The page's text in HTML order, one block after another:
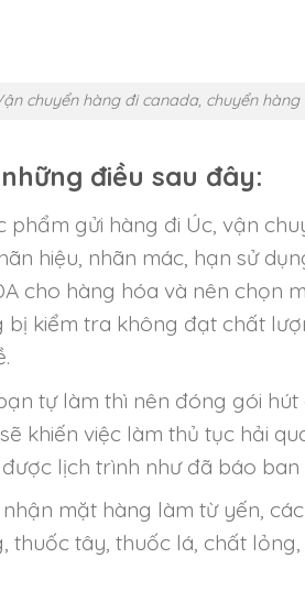
chuyển hàng đi canada, chuyển
điều sau đây:
phẩm gửi hàng đi Úc, vận
hiệu, nhãn mác, hạn sử
cho hàng hóa và nên chọn
kiểm tra không đạt chất
tự làm thì nên đóng gói
khiến việc làm thủ tục hải
lịch trình như đã báo
mặt hàng làm từ yến,
thuốc tây, thuốc lá, chất